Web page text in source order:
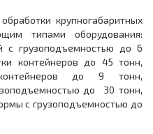
крупногабаритных
типами оборудования:
с грузоподъемностью до 6
контейнеров до 45 тонн,
до 9 тонн,
до 30 тонн,
с грузоподъемностью до